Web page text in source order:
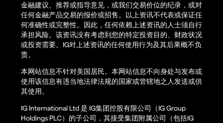
金融建议、推荐或指导意见，或我们交易价位的纪录，或对
任何金融产品交易的报价或招售。以上资讯不代表或保证任
何准确性或完整性。因此，任何依赖上述资讯的人士须自行
承担风险。该资讯没有考虑到您的特定投资目的、财政状况
或投资需要。IG对上述资讯的任何使用行为及其后果概不负
责。
本网站信息不针对美国居民。本网站信息不向身处与发布或
使用该信息有违当地法律法规的国家或管辖地之人发送或供
其使用。
IG International Ltd 是 IG集团控股有限公司（IG Group
Holdings PLC）的子公司，其接受集团附属公司（包括IG